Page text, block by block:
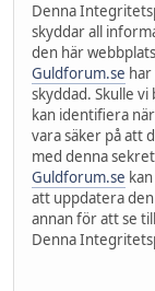
Denna
skyddar all
den här
Guldforum.se
skyddad. Skulle
kan identifiera
vara säker på att
med denna
Guldforum.se
att uppdatera
annan för att se
Denna